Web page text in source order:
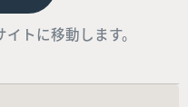
トに移動します。